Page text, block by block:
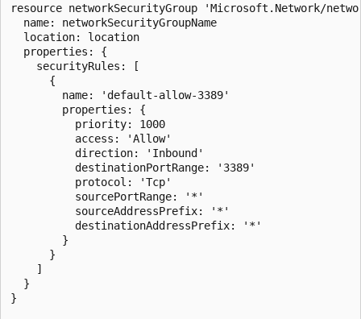
resource networkSecurityGroup 'Microsoft.Network/
  name: networkSecurityGroupName
  location: location
  properties: {
    securityRules: [
      {
        name: 'default-allow-3389'
        properties: {
          priority: 1000
          access: 'Allow'
          direction: 'Inbound'
          destinationPortRange: '3389'
          protocol: 'Tcp'
          sourcePortRange: '*'
          sourceAddressPrefix: '*'
          destinationAddressPrefix: '*'
        }
      }
    ]
  }
}